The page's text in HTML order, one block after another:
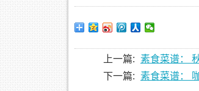
上一篇: 素食菜谱：
下一篇: 素食菜谱：